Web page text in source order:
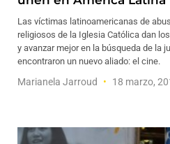
Las víctimas latinoamericanas de
religiosos de la Iglesia Católica dan
y avanzar mejor en la búsqueda de la
encontraron un nuevo aliado: el cine.
Marianela Jarroud 18 marzo,